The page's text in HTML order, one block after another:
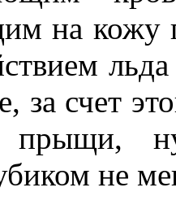
на кожу
за счет
прыщи,
не